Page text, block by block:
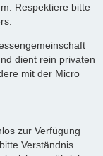
Respektiere bitte
dient rein privaten
mit der Micro
zur Verfügung
Verständnis